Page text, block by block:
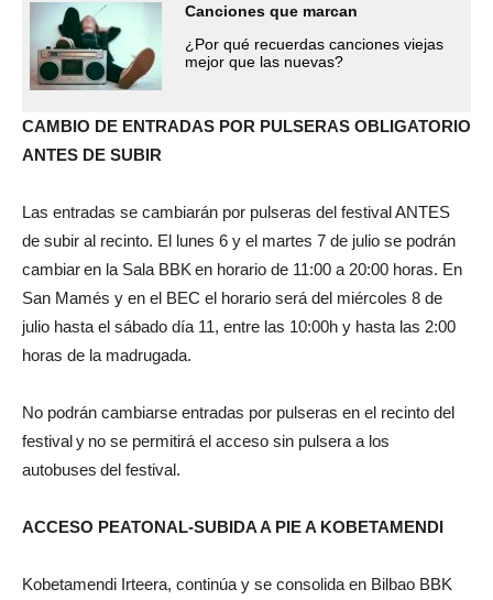
Canciones que marcan
¿Por qué recuerdas canciones viejas
mejor que las nuevas?
CAMBIO DE ENTRADAS POR PULSERAS OBLIGATORIO
ANTES DE SUBIR
Las entradas se cambiarán por pulseras del festival ANTES
de subir al recinto. El lunes 6 y el martes 7 de julio se podrán
cambiar en la Sala BBK en horario de 11:00 a 20:00 horas. En
San Mamés y en el BEC el horario será del miércoles 8 de
julio hasta el sábado día 11, entre las 10:00h y hasta las 2:00
horas de la madrugada.
No podrán cambiarse entradas por pulseras en el recinto del
festival y no se permitirá el acceso sin pulsera a los
autobuses del festival.
ACCESO PEATONAL-SUBIDA A PIE A KOBETAMENDI
Kobetamendi Irteera, continúa y se consolida en Bilbao BBK